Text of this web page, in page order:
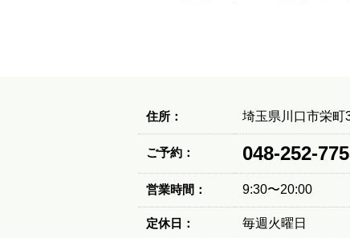
住所： 埼玉県川口市栄町
ご予約： 048-252-
営業時間： 9:30〜20:00
定休日： 毎週火曜日